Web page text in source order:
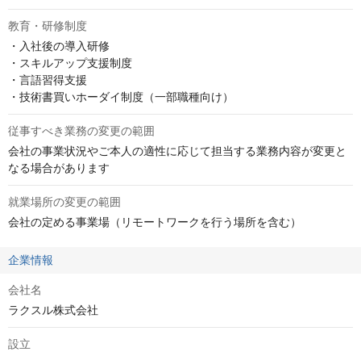
教育・研修制度
・入社後の導入研修
・スキルアップ支援制度
・言語習得支援
・技術書買いホーダイ制度（一部職種向け）
従事すべき業務の変更の範囲
会社の事業状況やご本人の適性に応じて担当する業務内容が変更と
なる場合があります
就業場所の変更の範囲
会社の定める事業場（リモートワークを行う場所を含む）
企業情報
会社名
ラクスル株式会社
設立